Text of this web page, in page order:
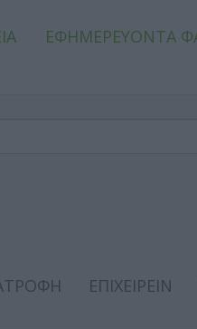
ΕΦΗΜΕΡΕΥΟΝΤΑ
ΕΠΙΧΕΙΡΕΙΝ